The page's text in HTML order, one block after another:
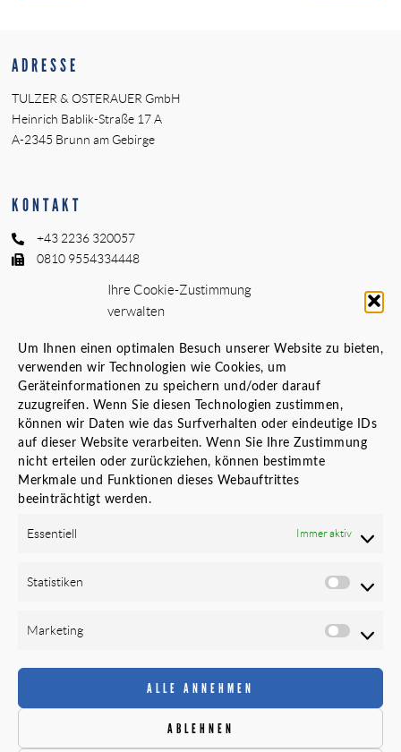
Ihre Cookie-Zustimmung
verwalten
Um Ihnen einen optimalen Besuch unserer Website zu bieten,
verwenden wir Technologien wie Cookies, um
Geräteinformationen zu speichern und/oder darauf
zuzugreifen. Wenn Sie diesen Technologien zustimmen,
können wir Daten wie das Surfverhalten oder eindeutige IDs
auf dieser Website verarbeiten. Wenn Sie Ihre Zustimmung
nicht erteilen oder zurückziehen, können bestimmte
Merkmale und Funktionen dieses Webauftrittes
beeinträchtigt werden.
Essentiell Immer aktiv
Statistiken
Marketing
ALLE ANNEHMEN
ABLEHNEN
ADRESSE
TULZER & OSTERAUER GmbH
Heinrich Bablik-Straße 17 A
A-2345 Brunn am Gebirge
KONTAKT
+43 2236 320057
0810 9554334448
Innenarchitektur – Interior Design
Generalplaner
Standortanalyse vor Standortwechsel
Bauherrenvertretung
Innenarchitekt Banken
Örtliche Bauaufsicht (ÖBA)
Planungs- und Baustellenkoordinator
LINKS
Datenschutz
Impressum